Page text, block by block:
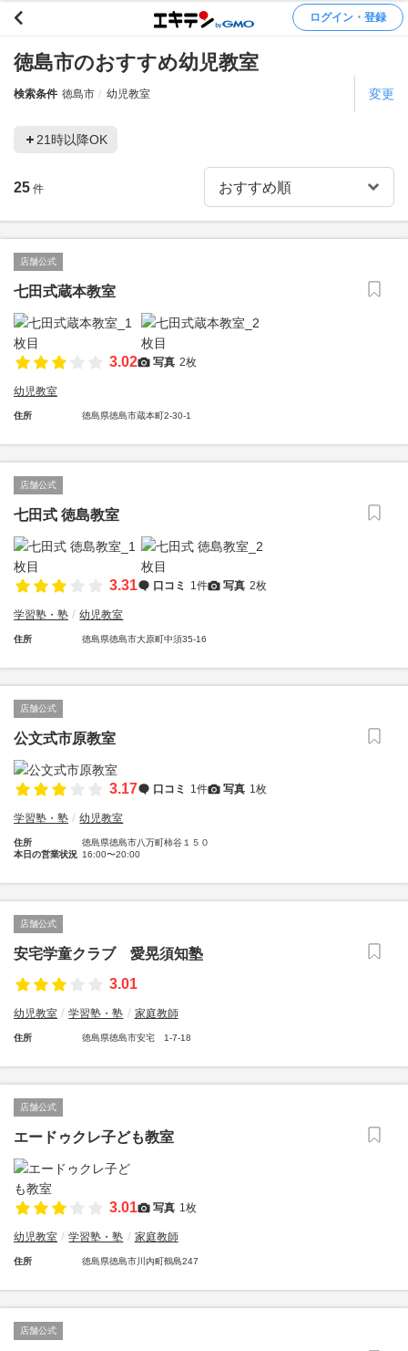
ログイン・登録
徳島市のおすすめ幼児教室
検索条件 徳島市 幼児教室 変更
21時以降OK
25 件
店舗公式
七田式蔵本教室
3.02 写真 2枚
幼児教室
住所 徳島県徳島市蔵本町2-30-1
店舗公式
七田式 徳島教室
3.31 口コミ 1件 写真 2枚
学習塾・塾 幼児教室
住所 徳島県徳島市大原町中須35-16
店舗公式
公文式市原教室
3.17 口コミ 1件 写真 1枚
学習塾・塾 幼児教室
住所
徳島県徳島市八万町柿谷１５０
本日の営業状況 16:00〜20:00
店舗公式
安宅学童クラブ 愛晃須知塾
3.01
幼児教室 学習塾・塾 家庭教師
住所 徳島県徳島市安宅 1-7-18
店舗公式
エードゥクレ子ども教室
3.01 写真 1枚
幼児教室 学習塾・塾 家庭教師
住所 徳島県徳島市川内町鶴島247
店舗公式